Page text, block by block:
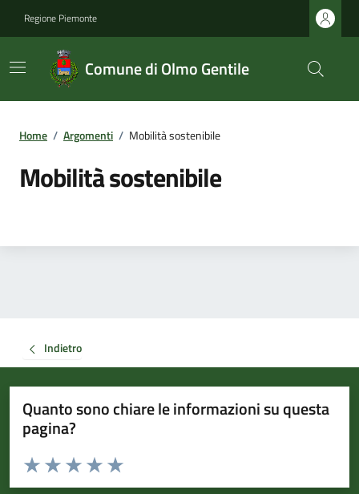
Regione Piemonte
Comune di Olmo Gentile
Home / Argomenti / Mobilità sostenibile
Mobilità sostenibile
Indietro
Quanto sono chiare le informazioni su questa
pagina?
Valuta da 1 a 5 stelle la pagina
Valuta 5 stelle su 5
Valuta 4 stelle su 5
Valuta 3 stelle su 5
Valuta 2 stelle su 5
Valuta 1 stelle su 5